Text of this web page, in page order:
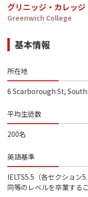
グリニッジ・カレッジ
Greenwich College
基本情報
所在地
6 Scarborough St,
平均生徒数
200名
英語基準
IELTS5.5（各セクション
同等のレベルを卒業するこ